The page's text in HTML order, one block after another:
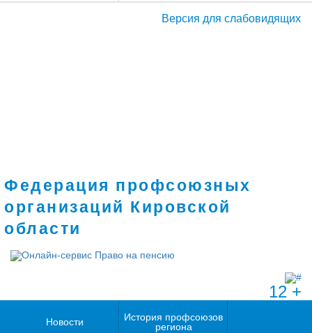
Версия для слабовидящих
Федерация профсоюзных
организаций Кировской
области
12 +
Новости
История профсоюзов
региона